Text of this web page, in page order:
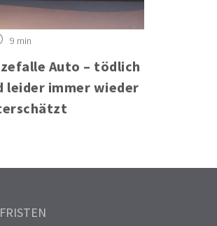
9 min
Auto – tödlich
leider immer wieder